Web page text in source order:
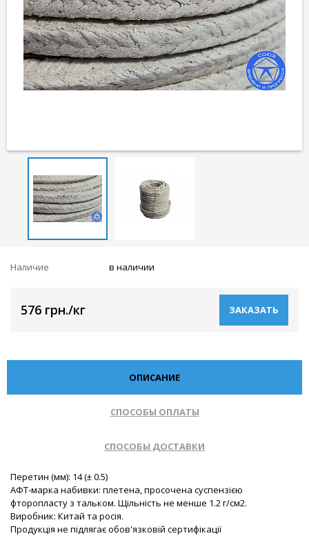
Наличие в наличии
576 грн./кг ЗАКАЗАТЬ
ОПИСАНИЕ
СПОСОБЫ ОПЛАТЫ
СПОСОБЫ ДОСТАВКИ
Перетин (мм): 14 (± 0.5)
АФТ-марка набивки: плетена, просочена суспензією
фторопласту з тальком. Щільність не менше 1.2 г/см2.
Виробник: Китай та росія.
Продукція не підлягає обов'язковій сертифікації